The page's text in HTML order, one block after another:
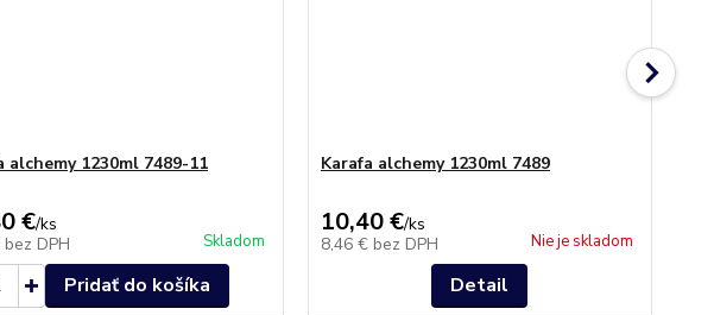
alchemy 1230ml 7489-11
€/ks
bez DPH Skladom
Pridať do košíka
Karafa alchemy 1230ml 7489
10,40 €/ks
8,46 € bez DPH Nie je skladom
Detail